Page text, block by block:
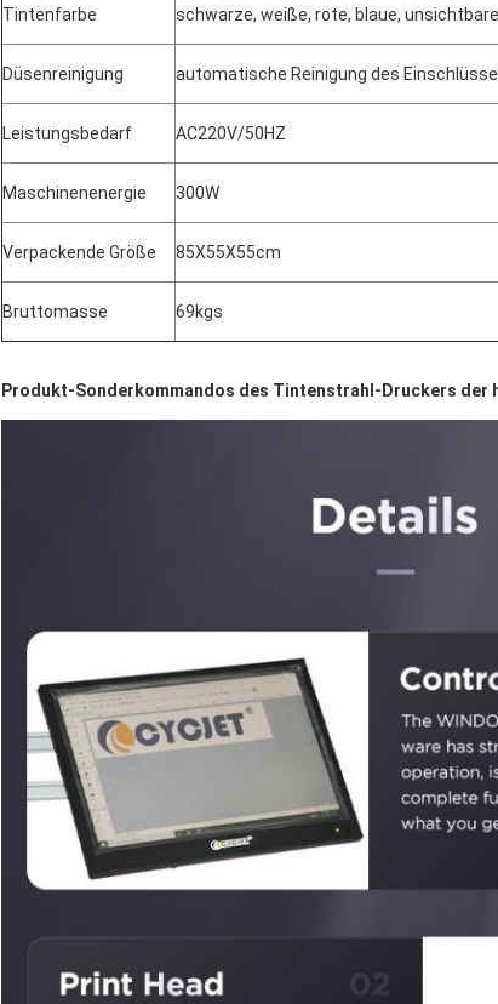
Tintenfarbe schwarze, weiße, rote, blaue,
Düsenreinigung automatische Reinigung des
Leistungsbedarf AC220V/50HZ
Maschinenenergie 300W
Verpackende Größe 85X55X55cm
Bruttomasse 69kgs
Produkt-Sonderkommandos des Tintenstrahl-Druckers der